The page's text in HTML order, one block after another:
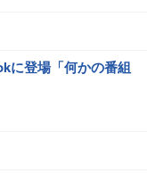
に登場「何かの番組